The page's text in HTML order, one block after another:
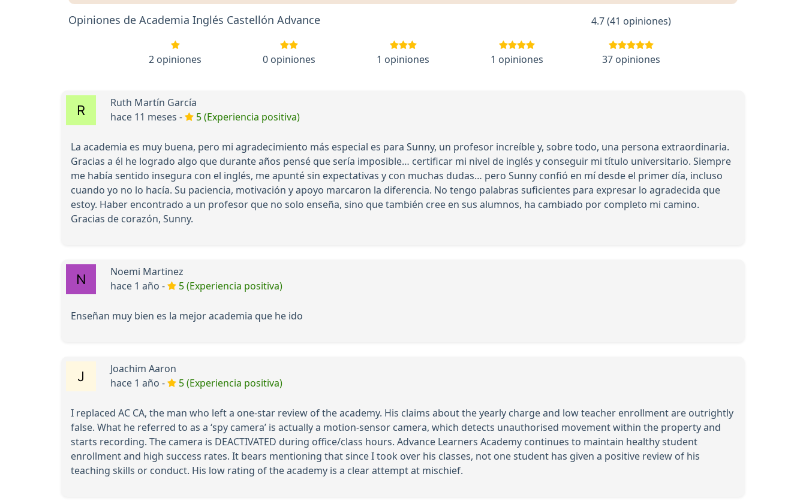
Opiniones de Academia Inglés Castellón Advance 4.7 (41 opiniones)
2 opiniones 0 opiniones 1 opiniones 1 opiniones 37 opiniones
Ruth Martín García
hace 11 meses -
5 (Experiencia positiva)
La academia es muy buena, pero mi agradecimiento más especial es para Sunny, un profesor increíble y, sobre todo, una persona extraordinaria.
Gracias a él he logrado algo que durante años pensé que sería imposible… certificar mi nivel de inglés y conseguir mi título universitario. Siempre
me había sentido insegura con el inglés, me apunté sin expectativas y con muchas dudas… pero Sunny confió en mí desde el primer día, incluso
cuando yo no lo hacía. Su paciencia, motivación y apoyo marcaron la diferencia. No tengo palabras suficientes para expresar lo agradecida que
estoy. Haber encontrado a un profesor que no solo enseña, sino que también cree en sus alumnos, ha cambiado por completo mi camino.
Gracias de corazón, Sunny.
Noemi Martinez
hace 1 año -
5 (Experiencia positiva)
Enseñan muy bien es la mejor academia que he ido
Joachim Aaron
hace 1 año -
5 (Experiencia positiva)
I replaced AC CA, the man who left a one-star review of the academy. His claims about the yearly charge and low teacher enrollment are outrightly
false. What he referred to as a ‘spy camera’ is actually a motion-sensor camera, which detects unauthorised movement within the property and
starts recording. The camera is DEACTIVATED during office/class hours. Advance Learners Academy continues to maintain healthy student
enrollment and high success rates. It bears mentioning that since I took over his classes, not one student has given a positive review of his
teaching skills or conduct. His low rating of the academy is a clear attempt at mischief.